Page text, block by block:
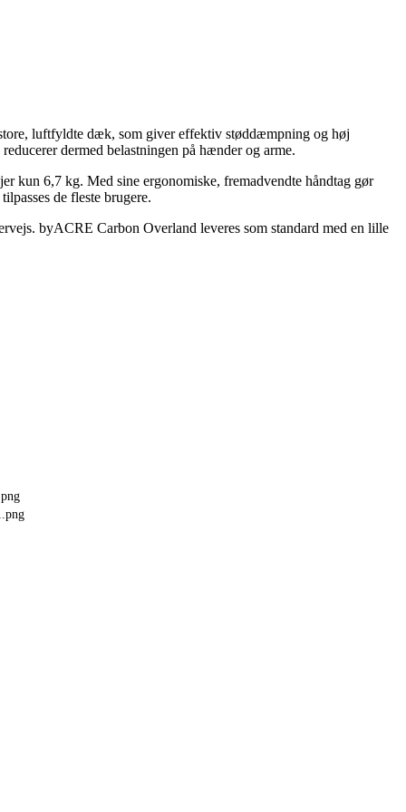
luftfyldte dæk, som giver effektiv støddæmpning og høj
dermed belastningen på hænder og arme.
kun 6,7 kg. Med sine ergonomiske, fremadvendte håndtag gør
de fleste brugere.
byACRE Carbon Overland leveres som standard med en lille